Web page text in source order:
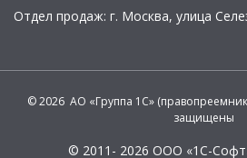
Отдел продаж: г. Москва, улица
© 2026 АО «Группа 1С» (правопреемник
защищены
© 2011- 2026 ООО «1С-